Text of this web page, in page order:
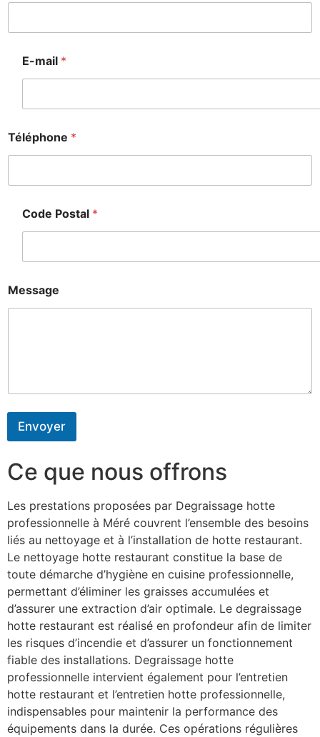
a
e
E-mail *
Téléphone *
Code Postal *
Message
Envoyer
Ce que nous offrons
Les prestations proposées par Degraissage hotte
professionnelle à Méré couvrent l’ensemble des besoins
liés au nettoyage et à l’installation de hotte restaurant.
Le nettoyage hotte restaurant constitue la base de
toute démarche d’hygiène en cuisine professionnelle,
permettant d’éliminer les graisses accumulées et
d’assurer une extraction d’air optimale. Le degraissage
hotte restaurant est réalisé en profondeur afin de limiter
les risques d’incendie et d’assurer un fonctionnement
fiable des installations. Degraissage hotte
professionnelle intervient également pour l’entretien
hotte restaurant et l’entretien hotte professionnelle,
indispensables pour maintenir la performance des
équipements dans la durée. Ces opérations régulières